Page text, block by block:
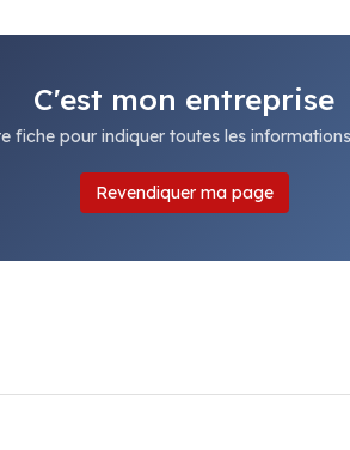
C'est mon entreprise
fiche pour indiquer toutes les
Revendiquer ma page